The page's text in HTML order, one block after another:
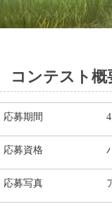
コンテスト概
応募期間
応募資格
応募写真